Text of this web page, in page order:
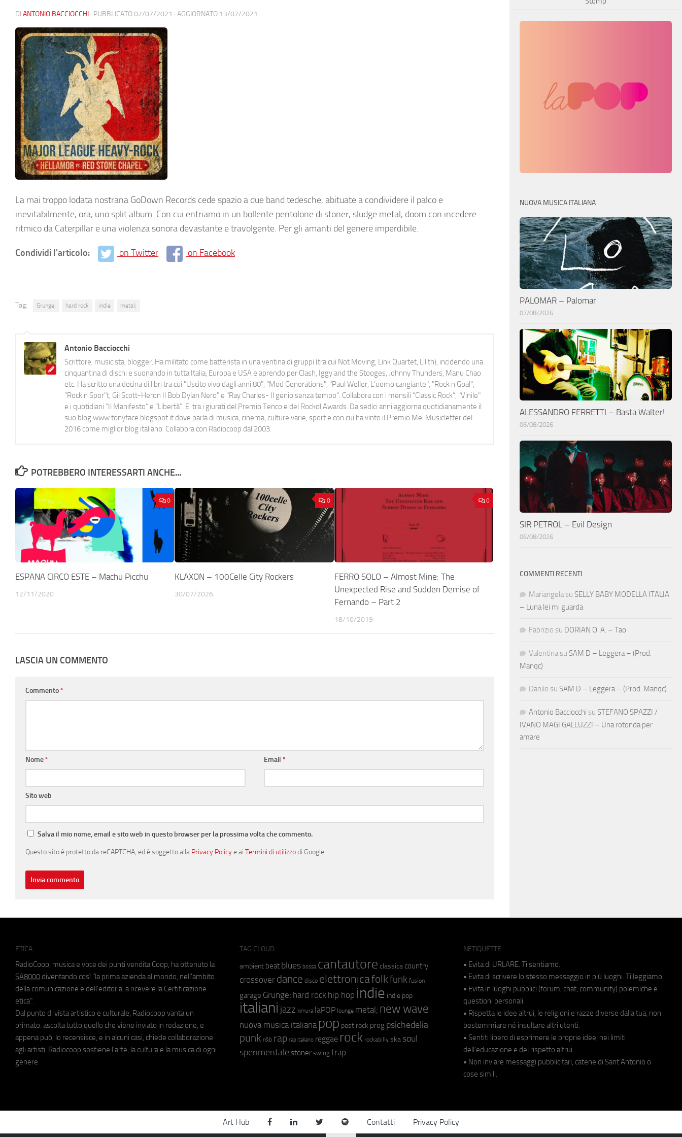
DI ANTONIO BACCIOCCHI · PUBBLICATO02/07/2021 · AGGIORNATO 13/07/2021
La mai troppo lodata nostrana GoDown Records cede spazio a due band tedesche, abituate a condividere il palco e
inevitabilmente, ora, uno split album. Con cui entriamo in un bollente pentolone di stoner, sludge metal, doom con incedere
ritmico da Caterpillar e una violenza sonora devastante e travolgente. Per gli amanti del genere imperdibile.
Condividi l'articolo: on Twitter on Facebook
Tag: Grunge; hard rock indie metal;
Antonio Bacciocchi
Scrittore, musicista, blogger. Ha militato come batterista in una ventina di gruppi (tra cui Not Moving, Link Quartet, Lilith), incidendo una
cinquantina di dischi e suonando in tutta Italia, Europa e USA e aprendo per Clash, Iggy and the Stooges, Johnny Thunders, Manu Chao
etc. Ha scritto una decina di libri tra cui "Uscito vivo dagli anni 80", "Mod Generations", "Paul Weller, L’uomo cangiante", "Rock n Goal",
"Rock n Spor"t, Gil Scott-Heron Il Bob Dylan Nero" e "Ray Charles- Il genio senza tempo". Collabora con i mensili “Classic Rock”, "Vinile"
e i quotidiani “Il Manifesto” e “Libertà”. E' tra i giurati del Premio Tenco e del Rockol Awards. Da sedici anni aggiorna quotidianamente il
suo blog www.tonyface.blogspot.it dove parla di musica, cinema, culture varie, sport e con cui ha vinto il Premio Mei Musicletter del
2016 come miglior blog italiano. Collabora con Radiocoop dal 2003.
POTREBBERO INTERESSARTI ANCHE...
0
ESPANA CIRCO ESTE – Machu Picchu
12/11/2020
0
KLAXON – 100Celle City Rockers
30/07/2026
0
FERRO SOLO – Almost Mine: The
Unexpected Rise and Sudden Demise of
Fernando – Part 2
18/10/2019
LASCIA UN COMMENTO
Commento*
Nome* Email*
Sito web
Salva il mio nome, email e sito web in questo browser per la prossima volta che commento.
Questo sito è protetto da reCAPTCHA, ed è soggetto alla Privacy Policye ai Termini di utilizzodi Google.
NUOVA MUSICA ITALIANA
PALOMAR – Palomar
07/08/2026
ALESSANDRO FERRETTI – Basta Walter!
06/08/2026
SIR PETROL – Evil Design
06/08/2026
COMMENTI RECENTI
Mariangela su SELLY BABY MODELLA ITALIA
– Luna lei mi guarda
Fabrizio su DORIAN O. A. – Tao
Valentina su SAM D – Leggera – (Prod.
Manqc)
Danilo su SAM D – Leggera – (Prod. Manqc)
Antonio Bacciocchi su STEFANO SPAZZI /
IVANO MAGI GALLUZZI – Una rotonda per
amare
ETICA
RadioCoop, musica e voce dei punti vendita Coop, ha ottenuto la
SA8000 diventando così "la prima azienda al mondo, nell'ambito
della comunicazione e dell'editoria, a ricevere la Certificazione
etica".
Dal punto di vista artistico e culturale, Radiocoop vanta un
primato: ascolta tutto quello che viene inviato in redazione, e
appena può, lo recensisce, e in alcuni casi, chiede collaborazione
agli artisti. Radiocoop sostiene l'arte, la cultura e la musica di ogni
genere.
TAG CLOUD
ambient beat blues bossa cantautore classica country
crossover dance disco elettronicafolkfunk fusion
garage Grunge; hard rock hip hop indie indie pop
italiani jazz kimura laPOP lounge metal; new wave
nuova musica italiana pop post rock prog psichedelia
punk r&b rap rap italiano reggae rock rockabilly ska soul
sperimentale stoner swing trap
NETIQUETTE
• Evita di URLARE. Ti sentiamo.
• Evita di scrivere lo stesso messaggio in più luoghi. Ti leggiamo.
• Evita in luoghi pubblici (forum, chat, community) polemiche e
questioni personali.
• Rispetta le idee altrui, le religioni e razze diverse dalla tua, non
bestemmiare né insultare altri utenti.
• Sentiti libero di esprimere le proprie idee, nei limiti
dell'educazione e del rispetto altrui.
• Non inviare messaggi pubblicitari, catene di Sant'Antonio o
cose simili.
Art Hub Contatti Privacy Policy